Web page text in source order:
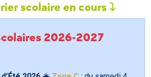
scolaire en cours
2026-2027